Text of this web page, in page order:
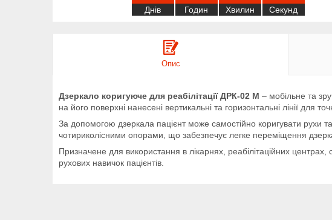
Днів Годин Хвилин Секунд
Опис
Дзеркало коригуюче для реабілітації ДРК-02 М – мобільне та
на його поверхні нанесені вертикальні та горизонтальні лінії для
За допомогою дзеркала пацієнт може самостійно коригувати рухи
чотириколісними опорами, що забезпечує легке переміщення
Призначене для використання в лікарнях, реабілітаційних
рухових навичок пацієнтів.